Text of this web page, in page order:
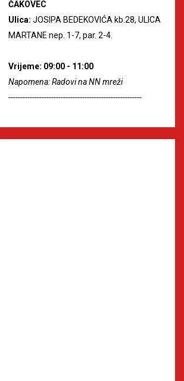
ČAKOVEC
Ulica: JOSIPA BEDEKOVIĆA kb.28, ULICA
MARTANE nep. 1-7, par. 2-4.
Vrijeme: 09:00 - 11:00
Napomena: Radovi na NN mreži
--------------------------------------------------------